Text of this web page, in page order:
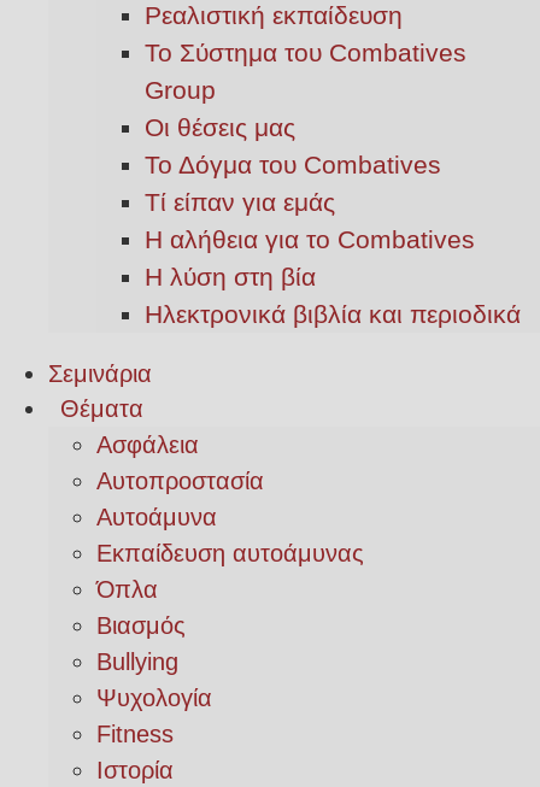
Ρεαλιστική εκπαίδευση
Το Σύστημα του Combatives
Group
Οι θέσεις μας
Το Δόγμα του Combatives
Τί είπαν για εμάς
Η αλήθεια για το Combatives
Η λύση στη βία
Ηλεκτρονικά βιβλία και περιοδικά
Σεμινάρια
Θέματα
Ασφάλεια
Αυτοπροστασία
Αυτοάμυνα
Εκπαίδευση αυτοάμυνας
Όπλα
Βιασμός
Bullying
Ψυχολογία
Fitness
Ιστορία